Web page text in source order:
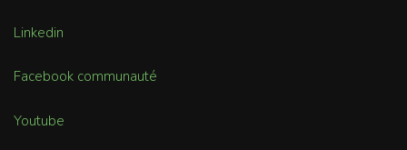
Linkedin
Facebook communauté
Youtube